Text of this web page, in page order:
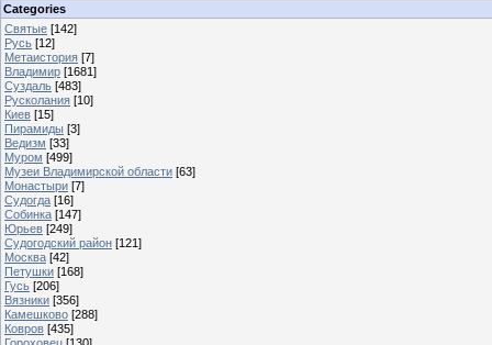
Categories
Святые [142]
Русь [12]
Метаистория [7]
Владимир [1681]
Суздаль [483]
Русколания [10]
Киев [15]
Пирамиды [3]
Ведизм [33]
Муром [499]
Музеи Владимирской области [63]
Монастыри [7]
Судогда [16]
Собинка [147]
Юрьев [249]
Судогодский район [121]
Москва [42]
Петушки [168]
Гусь [206]
Вязники [356]
Камешково [288]
Ковров [435]